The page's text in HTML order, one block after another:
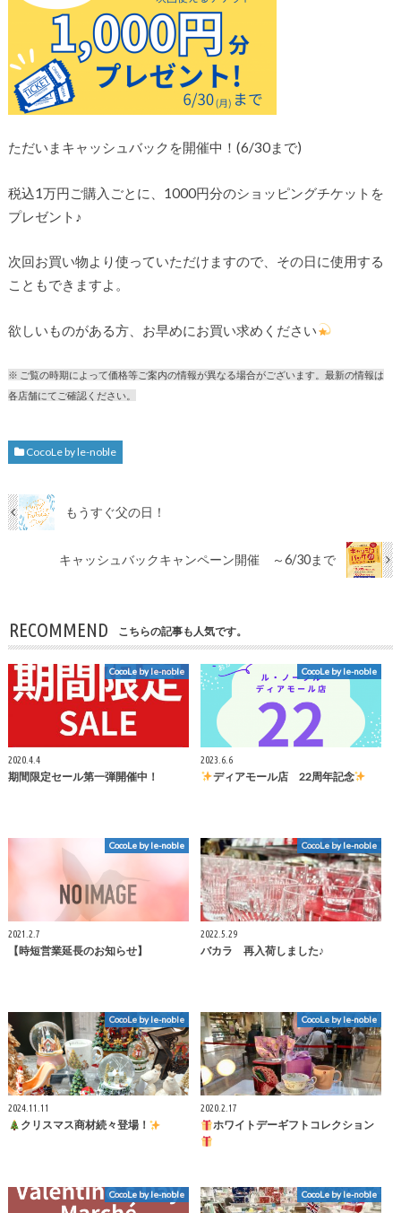
ただいまキャッシュバックを開催中！(6/30まで)
税込1万円ご購入ごとに、1000円分のショッピングチケットを
プレゼント♪
次回お買い物より使っていただけますので、その日に使用する
こともできますよ。
欲しいものがある方、お早めにお買い求めください
※ ご覧の時期によって価格等ご案内の情報が異なる場合がございます。最新の情報は
各店舗にてご確認ください。
CocoLe by le-noble
もうすぐ父の日！
キャッシュバックキャンペーン開催 ～6/30まで
RECOMMEND こちらの記事も人気です。
CocoLe by le-noble
2020.4.4
期間限定セール第一弾開催中！
CocoLe by le-noble
2023.6.6
ディアモール店 22周年記念
CocoLe by le-noble
2021.2.7
【時短営業延長のお知らせ】
CocoLe by le-noble
2022.5.29
バカラ 再入荷しました♪
CocoLe by le-noble
2024.11.11
クリスマス商材続々登場！
CocoLe by le-noble
2020.2.17
ホワイトデーギフトコレクション
CocoLe by le-noble CocoLe by le-noble